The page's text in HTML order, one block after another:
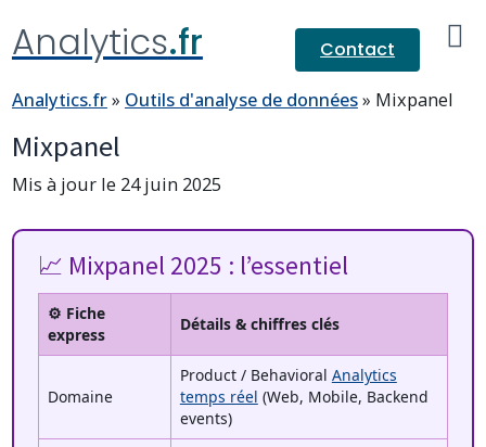
Analytics.fr
Contact
Analytics.fr» Outils d'analyse de données» Mixpanel
Mixpanel
Mis à jour le 24 juin 2025
📈 Mixpanel 2025 : l’essentiel
⚙️ Fiche
express
Détails & chiffres clés
Domaine
Product / Behavioral Analytics
temps réel (Web, Mobile, Backend
events)